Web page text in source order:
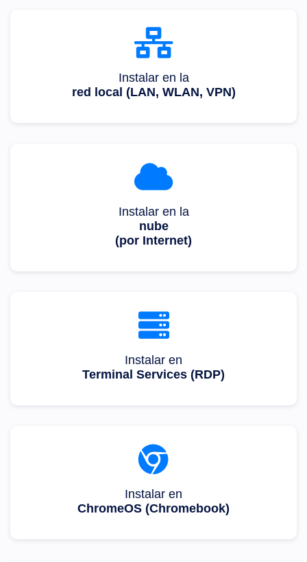
Instalar en la
red local (LAN, WLAN, VPN)
Instalar en la
nube
(por Internet)
Instalar en
Terminal Services (RDP)
Instalar en
ChromeOS (Chromebook)